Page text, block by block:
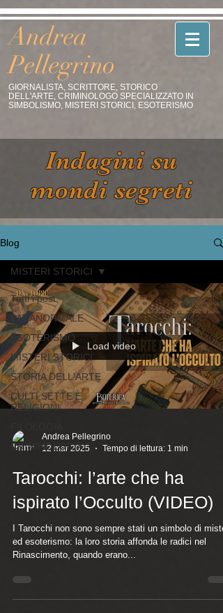
Andrea
Pellegrino
GIORNALISTA, SCRITTORE, STORICO
DELL'ARTE, CRIMINOLOGO SPECIALIZZATO IN
SIMBOLISMO, MISTERI STORICI, ESOTERISMO
Indagini su
mondi segreti
Blog
Tutti i post
PARANORMALE
ESOTERISMO
MISTERI STORICI
STORIA DELL'ARTE
CULTI,SETTE E
RELIGIONI
CRIMINOLOGIA
MISTERI STORICI
Load video
Andrea Pellegrino
12 mar 2025
Tempo di lettura: 1 min
Tarocchi: l’arte che ha
ispirato l’Occulto (VIDEO)
I Tarocchi non sono sempre stati un simbolo di
ed esoterismo: la loro storia affonda le radici nel
Rinascimento, quando erano...